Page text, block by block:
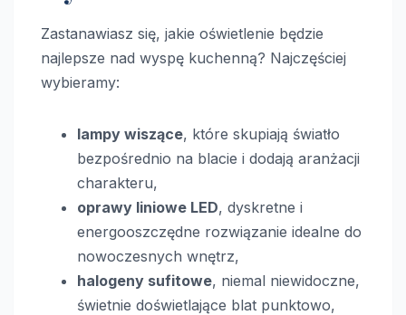
Zastanawiasz się, jakie oświetlenie będzie
najlepsze nad wyspę kuchenną? Najczęściej
wybieramy:
lampy wiszące, które skupiają światło
bezpośrednio na blacie i dodają aranżacji
charakteru,
oprawy liniowe LED, dyskretne i
energooszczędne rozwiązanie idealne do
nowoczesnych wnętrz,
halogeny sufitowe, niemal niewidoczne,
świetnie doświetlające blat punktowo,